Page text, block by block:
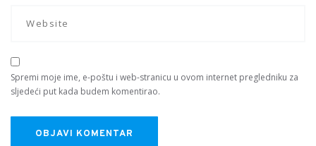
Spremi moje ime, e-poštu i web-stranicu u ovom internet pregledniku za
sljedeći put kada budem komentirao.